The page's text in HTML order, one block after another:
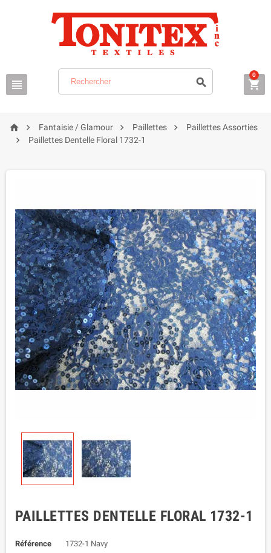
  
0
  Fantaisie / Glamour  Paillettes  Paillettes Assorties
 Paillettes Dentelle Floral 1732-1
PAILLETTES DENTELLE FLORAL 1732-1
Référence 1732-1 Navy